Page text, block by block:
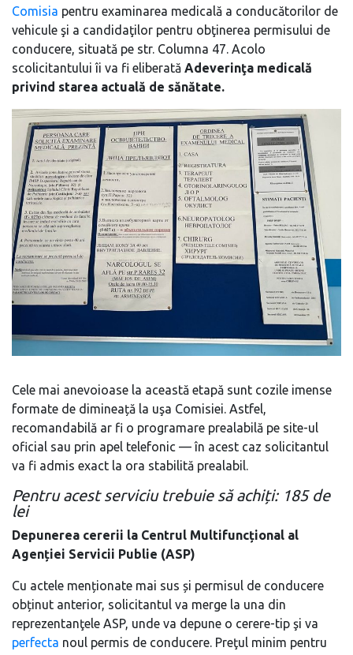
Comisia pentru examinarea medicală a conducătorilor de
vehicule şi a candidaţilor pentru obţinerea permisului de
conducere, situată pe str. Columna 47. Acolo
scolicitantului îi va fi eliberată Adeverinţa medicală
privind starea actuală de sănătate.
Cele mai anevoioase la această etapă sunt cozile imense
formate de dimineață la uşa Comisiei. Astfel,
recomandabilă ar fi o programare prealabilă pe site-ul
oficial sau prin apel telefonic — în acest caz solicitantul
va fi admis exact la ora stabilită prealabil.
Pentru acest serviciu trebuie să achiți: 185 de
lei
Depunerea cererii la Centrul Multifuncțional al
Agenției Servicii Publie (ASP)
Cu actele menționate mai sus și permisul de conducere
obținut anterior, solicitantul va merge la una din
reprezentanţele ASP, unde va depune o cerere-tip şi va
perfecta noul permis de conducere. Preţul minim pentru